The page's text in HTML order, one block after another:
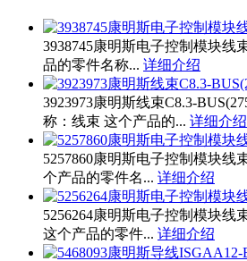
3938745康明斯电子控制模块线
品的零件名称... 详细介绍
3923973康明斯线束C8.3-
称：线束 这个产品的... 详细介绍
5257860康明斯电子控制模块线
个产品的零件名... 详细介绍
5256264康明斯电子控制模块线
这个产品的零件... 详细介绍